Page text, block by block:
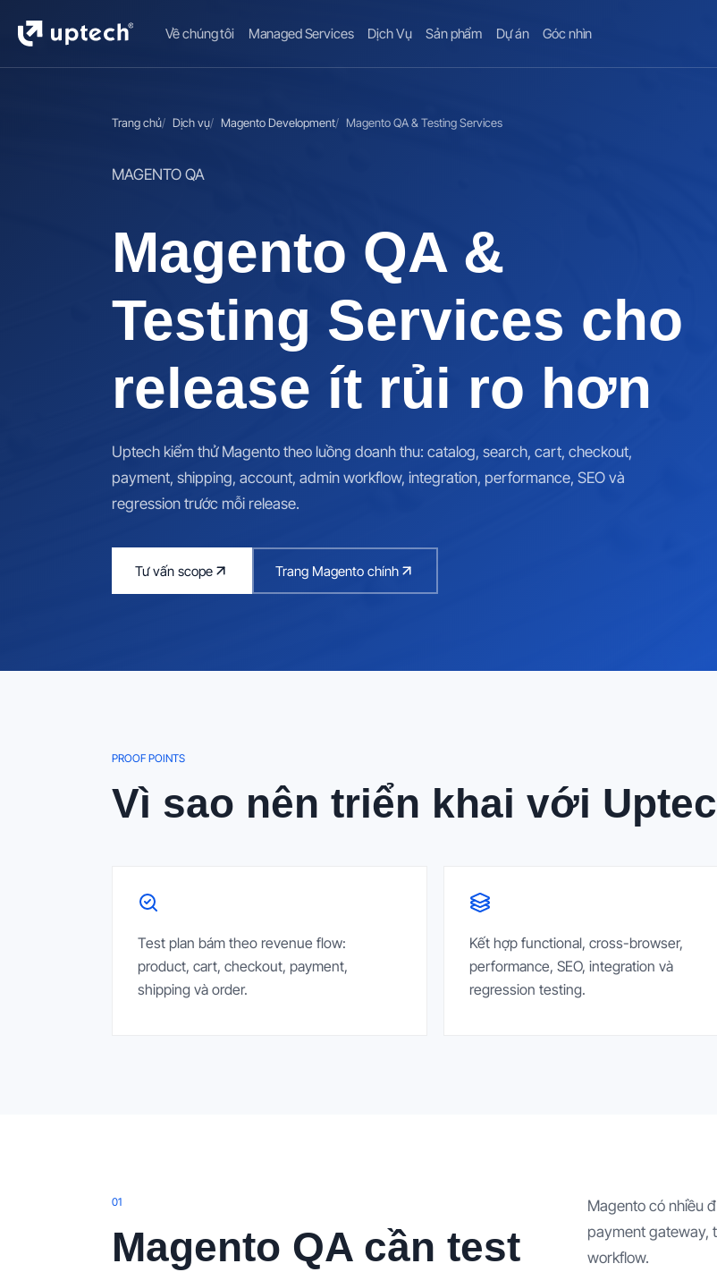
Về chúng tôi Managed Services Dịch Vụ Sản phẩm Dự án Góc nhìn
Trang chủ Dịch vụ Magento Development Magento QA & Testing Services
MAGENTO QA
Magento QA &
Testing Services cho
release ít rủi ro hơn
Uptech kiểm thử Magento theo luồng doanh thu: catalog, search, cart, checkout,
payment, shipping, account, admin workflow, integration, performance, SEO và
regression trước mỗi release.
Tư vấn scope Trang Magento chính
PROOF POINTS
Vì sao nên triển khai với
Test plan bám theo revenue flow:
product, cart, checkout, payment,
shipping và order.
Kết hợp functional, cross-browser,
performance, SEO, integration và
regression testing.
01
Magento QA cần test
Magento có nhiều
payment gateway,
workflow.